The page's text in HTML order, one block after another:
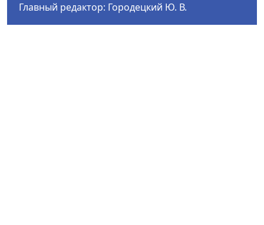
Главный редактор: Городецкий Ю. В.